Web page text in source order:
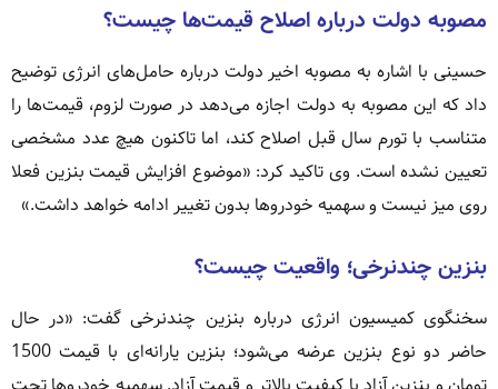
مصوبه دولت درباره اصلاح قیمت‌ها چیست؟
حسینی با اشاره به مصوبه اخیر دولت درباره حامل‌های انرژی توضیح
داد که این مصوبه به دولت اجازه می‌دهد در صورت لزوم، قیمت‌ها را
متناسب با تورم سال قبل اصلاح کند، اما تاکنون هیچ عدد مشخصی
تعیین نشده است. وی تاکید کرد: «موضوع افزایش قیمت بنزین فعلا
روی میز نیست و سهمیه خودروها بدون تغییر ادامه خواهد داشت.»
بنزین چندنرخی؛ واقعیت چیست؟
سخنگوی کمیسیون انرژی درباره بنزین چندنرخی گفت: «در حال
حاضر دو نوع بنزین عرضه می‌شود؛ بنزین یارانه‌ای با قیمت 1500